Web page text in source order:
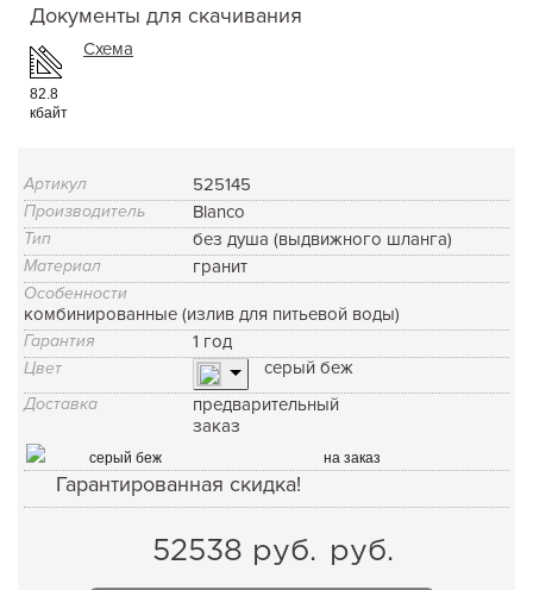
Документы для скачивания
82.8
кбайт
Схема
Артикул 525145
Производитель Blanco
Тип без душа (выдвижного шланга)
Материал гранит
Особенности
комбинированные (излив для питьевой воды)
Гарантия 1 год
Цвет серый беж
Доставка
предварительный
заказ
серый беж на заказ
Гарантированная скидка!
52538 руб. руб.